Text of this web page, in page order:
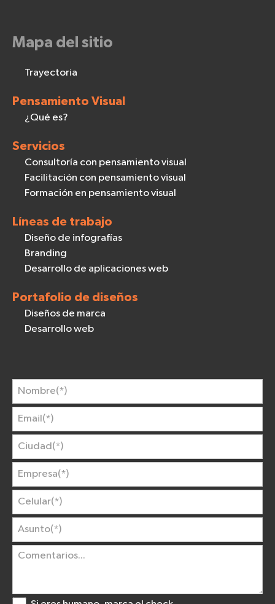
Mapa del sitio
Trayectoria
Pensamiento Visual
¿Qué es?
Servicios
Consultoría con pensamiento visual
Facilitación con pensamiento visual
Formación en pensamiento visual
Líneas de trabajo
Diseño de infografías
Branding
Desarrollo de aplicaciones web
Portafolio de diseños
Diseños de marca
Desarrollo web